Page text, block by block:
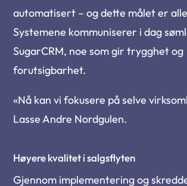
automatisert – og dette målet er
Systemene kommuniserer i dag
SugarCRM, noe som gir trygghet og
forutsigbarhet.
«Nå kan vi fokusere på selve
Lasse Andre Nordgulen.
Høyere kvalitet i salgsflyten
Gjennom implementering og